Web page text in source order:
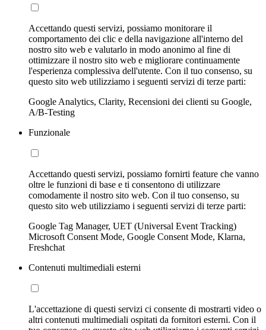
Accettando questi servizi, possiamo monitorare il
comportamento dei clic e della navigazione all'interno del
nostro sito web e valutarlo in modo anonimo al fine di
ottimizzare il nostro sito web e migliorare continuamente
l'esperienza complessiva dell'utente. Con il tuo consenso, su
questo sito web utilizziamo i seguenti servizi di terze parti:
Google Analytics, Clarity, Recensioni dei clienti su Google,
A/B-Testing
Funzionale
Accettando questi servizi, possiamo fornirti feature che vanno
oltre le funzioni di base e ti consentono di utilizzare
comodamente il nostro sito web. Con il tuo consenso, su
questo sito web utilizziamo i seguenti servizi di terze parti:
Google Tag Manager, UET (Universal Event Tracking)
Microsoft Consent Mode, Google Consent Mode, Klarna,
Freshchat
Contenuti multimediali esterni
L'accettazione di questi servizi ci consente di mostrarti video o
altri contenuti multimediali ospitati da fornitori esterni. Con il